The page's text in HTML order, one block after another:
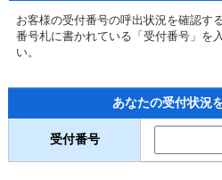
証明書の交付状況確認
来庁日時の事前予約
事前予約の確認・取消
混雑予想カレンダー
お客様の受付番号の呼出状況を確認す
番号札に書かれている「受付番号」を
い。
あなたの受付状況
受付番号